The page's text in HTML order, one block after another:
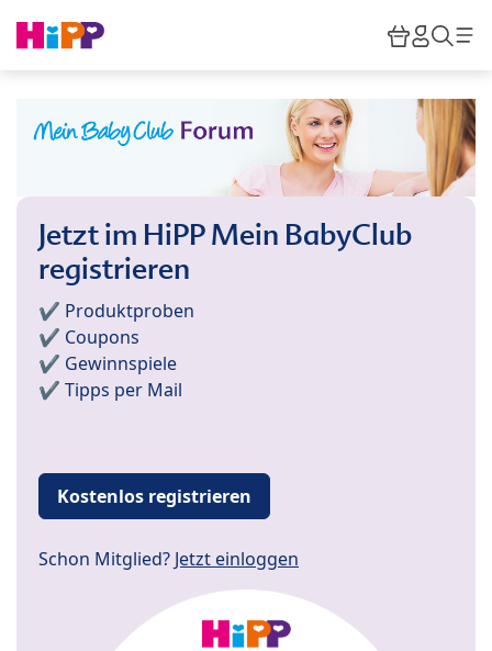
HiPP
Jetzt im HiPP Mein BabyClub
registrieren
✔️ Produktproben
✔️ Coupons
✔️ Gewinnspiele
✔️ Tipps per Mail
Kostenlos registrieren
Schon Mitglied? Jetzt einloggen